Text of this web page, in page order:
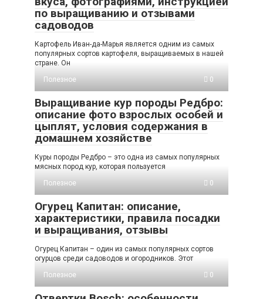
по выращиванию и отзывами
садоводов
Картофель Иван-да-Марья является одним из самых
популярных сортов картофеля, выращиваемых в нашей
стране. Он
Полезное
0
Выращивание кур породы Редбро:
описание фото взрослых особей и
цыплят, условия содержания в
домашнем хозяйстве
Куры породы Редбро – это одна из самых популярных
мясных пород кур, которая пользуется
Полезное
0
Огурец Капитан: описание,
характеристики, правила посадки
и выращивания, отзывы
Огурец Капитан – один из самых популярных сортов
огурцов среди садоводов и огородников. Этот
Полезное
0